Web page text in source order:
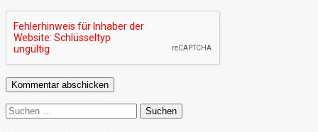
Suchen
nach: